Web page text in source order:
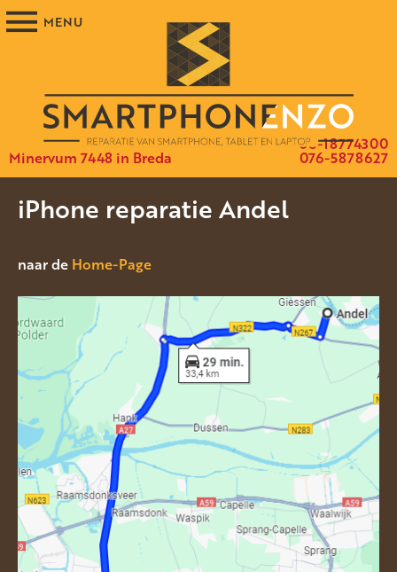
Minervum 7448 in Breda 076-5878627
06-18774300
iPhone reparatie Andel
naar de Home-Page